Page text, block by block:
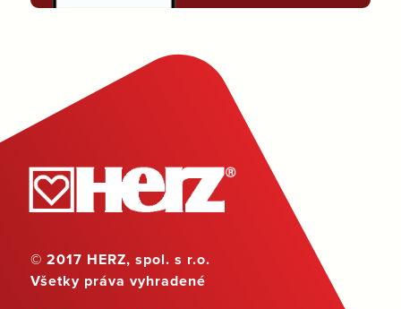
© 2017 HERZ, spol. s r.o.
Všetky práva vyhradené